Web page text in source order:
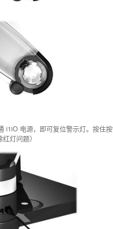
i1iO 电源，即可复位警示灯。按住
灯问题）